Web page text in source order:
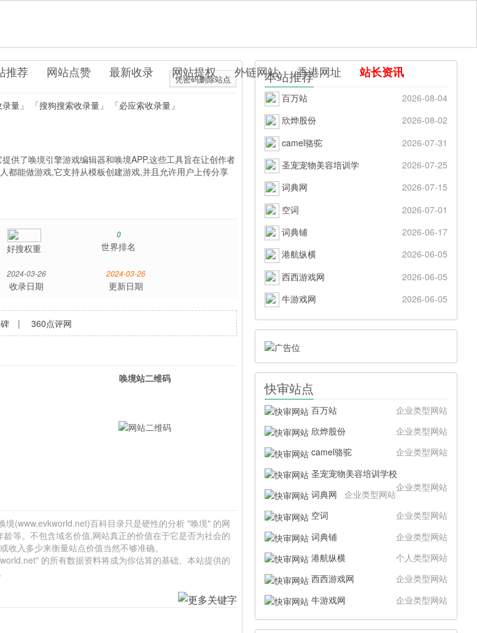
推荐 网站点赞 最新收录 网站提权 外链网站 香港网址 站长资讯
凭密码删除站点
量」 「搜狗搜索收录量」
「必应索收录量」
供了唤境引擎游戏编辑器和唤境APP,这些工具旨在让创作者
都能做游戏,它支持从模板创建游戏,并且允许用户上传分享
好搜权重
0
世界排名
2024-03-26
收录日期
2024-03-26
更新日期
|360点评网
唤境站二维码
(www.evkworld.net)百科目录只是硬性的分析 "唤境" 的网
等。不包含域名价值,网站真正的价值在于它是否为社会的
入多少来衡量站点价值当然不够准确。
的所有数据资料将成为你估算的基础。本站提供的
本站推荐
百万站
2026-08-04
欣烨股份
2026-08-02
camel骆驼
2026-07-31
圣宠宠物美容培训学
2026-07-25
词典网
2026-07-15
空词
2026-07-01
词典铺
2026-06-17
港航纵横
2026-06-05
西西游戏网
2026-06-05
牛游戏网
2026-06-05
快审站点
百万站
企业类型网站
欣烨股份
企业类型网站
camel骆驼
企业类型网站
圣宠宠物美容培训学校
企业类型网站
词典网
企业类型网站
空词
企业类型网站
词典铺
企业类型网站
港航纵横
个人类型网站
西西游戏网
企业类型网站
牛游戏网
企业类型网站